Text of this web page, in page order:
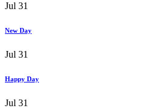
Jul 31
New Day
Jul 31
Happy Day
Jul 31